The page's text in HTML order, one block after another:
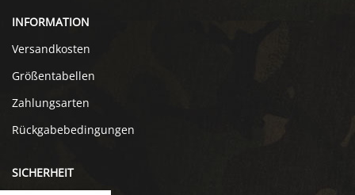
INFORMATION
Versandkosten
Größentabellen
Zahlungsarten
Rückgabebedingungen
SICHERHEIT